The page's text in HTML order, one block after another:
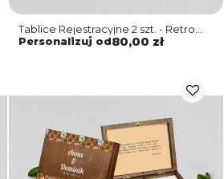
Tablice Rejestracyjne 2 szt. - Retro
Style Motyw 1
Personalizuj od80,00 zł